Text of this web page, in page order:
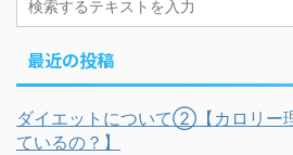
最近の投稿
ダイエットについて②【カロリー
ているの？】